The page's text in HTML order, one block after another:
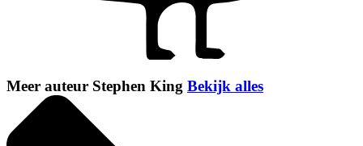
Meer auteur Stephen King Bekijk alles